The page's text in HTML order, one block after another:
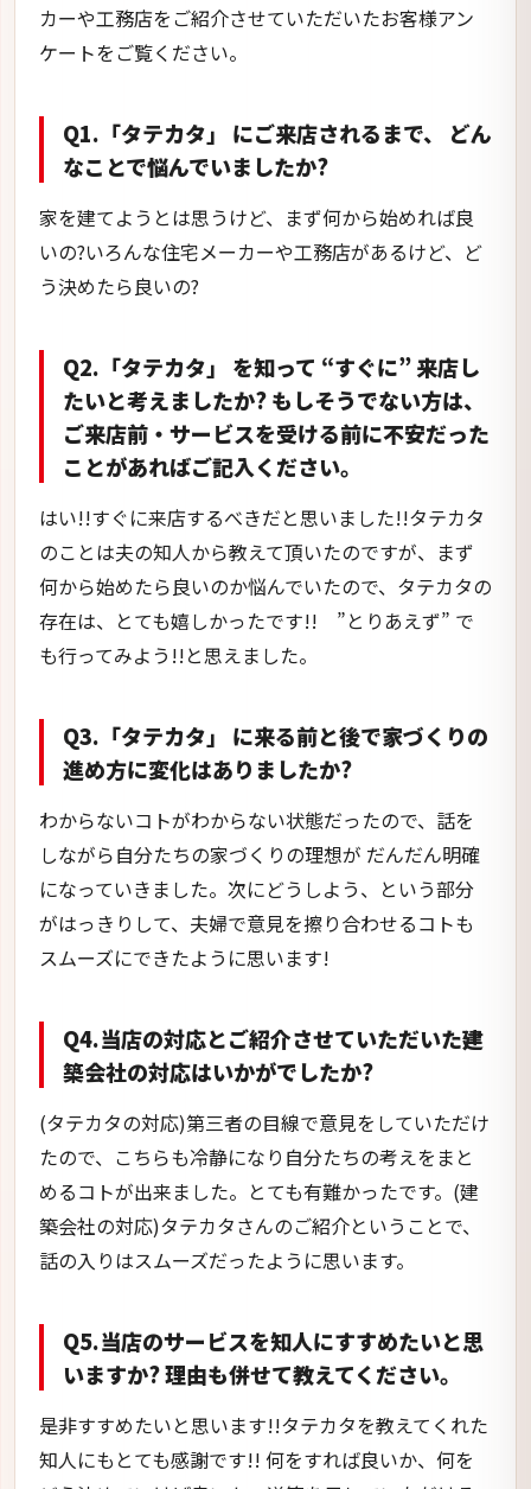
カーや工務店をご紹介させていただいたお客様アン
ケートをご覧ください。
Q1.「タテカタ」 にご来店されるまで、 どん
なことで悩んでいましたか?
家を建てようとは思うけど、まず何から始めれば良
いの?いろんな住宅メーカーや工務店があるけど、ど
う決めたら良いの?
Q2.「タテカタ」 を知って “すぐに” 来店し
たいと考えましたか? もしそうでない方は、
ご来店前・サービスを受ける前に不安だった
ことがあればご記入ください。
はい!!すぐに来店するべきだと思いました!!タテカタ
のことは夫の知人から教えて頂いたのですが、まず
何から始めたら良いのか悩んでいたので、タテカタの
存在は、とても嬉しかったです!! ”とりあえず” で
も行ってみよう!!と思えました。
Q3.「タテカタ」 に来る前と後で家づくりの
進め方に変化はありましたか?
わからないコトがわからない状態だったので、話を
しながら自分たちの家づくりの理想が だんだん明確
になっていきました。次にどうしよう、という部分
がはっきりして、夫婦で意見を擦り合わせるコトも
スムーズにできたように思います!
Q4.当店の対応とご紹介させていただいた建
築会社の対応はいかがでしたか?
(タテカタの対応)第三者の目線で意見をしていただけ
たので、こちらも冷静になり自分たちの考えをまと
めるコトが出来ました。とても有難かったです。(建
築会社の対応)タテカタさんのご紹介ということで、
話の入りはスムーズだったように思います。
Q5.当店のサービスを知人にすすめたいと思
いますか? 理由も併せて教えてください。
是非すすめたいと思います!!タテカタを教えてくれた
知人にもとても感謝です!! 何をすれば良いか、何を